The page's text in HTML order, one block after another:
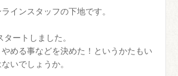
インスタッフの下地です。
ートしました。
める事などを決めた！というかたもい
いでしょうか。